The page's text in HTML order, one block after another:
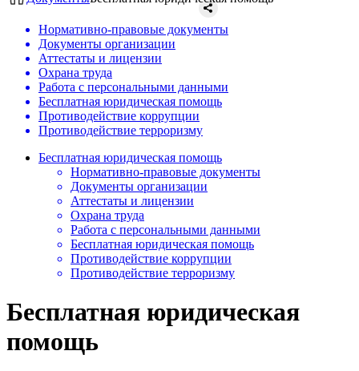
Нормативно-правовые документы
Документы организации
Аттестаты и лицензии
Охрана труда
Работа с персональными данными
Бесплатная юридическая помощь
Противодействие коррупции
Противодействие терроризму
Бесплатная юридическая помощь
Нормативно-правовые документы
Документы организации
Аттестаты и лицензии
Охрана труда
Работа с персональными данными
Бесплатная юридическая помощь
Противодействие коррупции
Противодействие терроризму
Бесплатная юридическая
помощь